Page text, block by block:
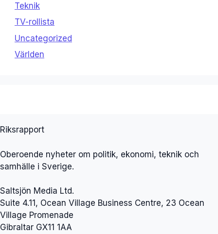
Teknik
TV-rollista
Uncategorized
Världen
Riksrapport
Oberoende nyheter om politik, ekonomi, teknik och
samhälle i Sverige.
Saltsjön Media Ltd.
Suite 4.11, Ocean Village Business Centre, 23 Ocean
Village Promenade
Gibraltar GX11 1AA